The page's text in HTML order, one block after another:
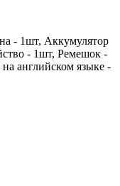
- 1шт, Аккумулятор
- 1шт, Ремешок -
английском языке -